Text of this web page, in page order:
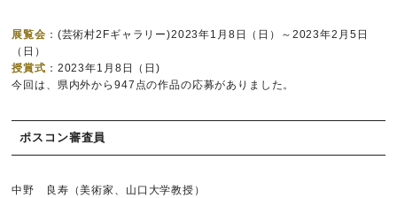
展覧会 ：(芸術村2Fギャラリー)2023年1月8日（日）～2023年2月5日
（日）
授賞式 ：2023年1月8日（日)
今回は、県内外から947点の作品の応募がありました。
ポスコン審査員
中野 良寿（美術家、山口大学教授）